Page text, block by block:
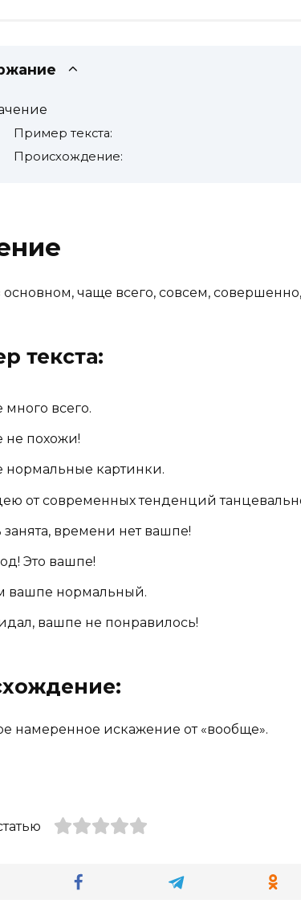
Пример текста:
Происхождение:
чаще всего, совсем,
текста:
всего.
не похожи!
нормальные картинки.
от современных тенденций
времени нет вашпе!
Это вашпе!
вашпе нормальный.
вашпе не понравилось!
намеренное искажение от «вообще».